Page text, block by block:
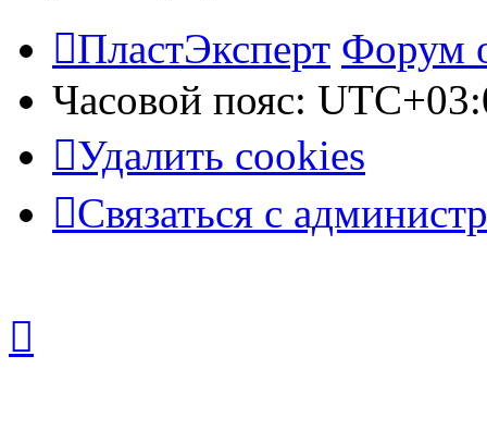
ПластЭксперт Форум
Часовой пояс:
Удалить cookies
Связаться с